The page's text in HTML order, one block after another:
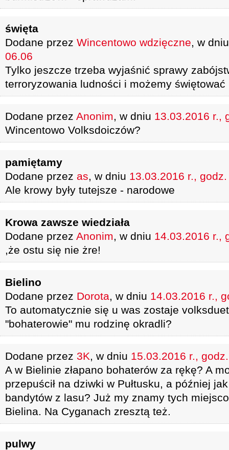
święta
Dodane przez Wincentowo wdzięczne, w
06.06
Tylko jeszcze trzeba wyjaśnić sprawy
terroryzowania ludności i możemy świętować
Dodane przez Anonim, w dniu 13.03.2016 r.,
Wincentowo Volksdoiczów?
pamiętamy
Dodane przez as, w dniu 13.03.2016 r.,
Ale krowy były tutejsze - narodowe
Krowa zawsze wiedziała
Dodane przez Anonim, w dniu 14.03.2016 r.,
,że ostu się nie żre!
Bielino
Dodane przez Dorota, w dniu 14.03.2016 r.,
To automatycznie się u was zostaje
"bohaterowie" mu rodzinę okradli?
Dodane przez 3K, w dniu 15.03.2016 r.,
A w Bielinie złapano bohaterów za rękę? A
przepuścił na dziwki w Pułtusku, a później jak
bandytów z lasu? Już my znamy tych
Bielina. Na Cyganach zresztą też.
pulwy